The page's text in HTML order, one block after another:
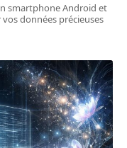
smartphone Android et
données précieuses